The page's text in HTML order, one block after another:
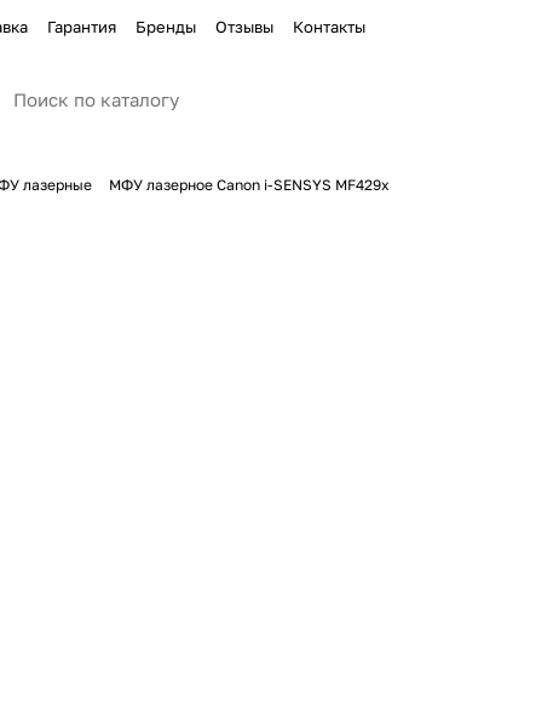
Гарантия Бренды Отзывы Контакты
лазерные МФУ лазерное Canon i-SENSYS MF429x